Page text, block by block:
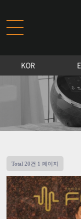
KOR
Total 20건 1 페이지